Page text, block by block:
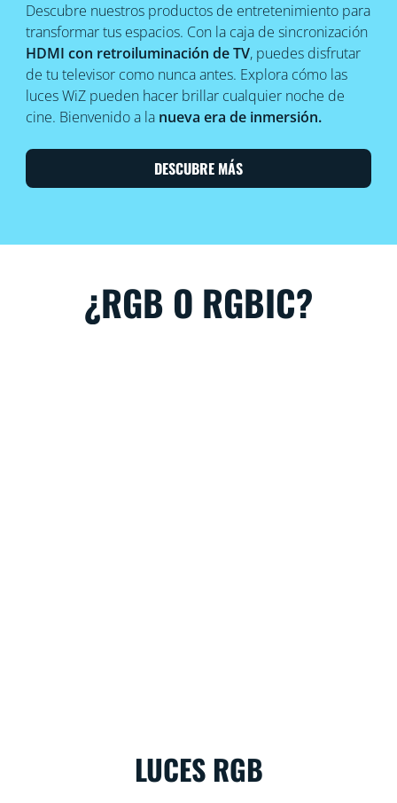
Descubre nuestros productos de entretenimiento para
transformar tus espacios. Con la caja de sincronización
HDMI con retroiluminación de TV, puedes disfrutar
de tu televisor como nunca antes. Explora cómo las
luces WiZ pueden hacer brillar cualquier noche de
cine. Bienvenido a lanueva era de inmersión.
DESCUBRE MÁS
¿RGB O RGBIC?
LUCES RGB